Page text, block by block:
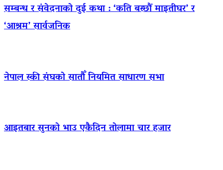
सम्बन्ध र संवेदनाको दुई कथा : ‘कति बस्छौं माइतीघर’ र
‘आश्रम’ सार्वजनिक
नेपाल स्की संघको सातौँ नियमित साधारण सभा
आइतबार सुनको भाउ एकैदिन तोलामा चार हजार